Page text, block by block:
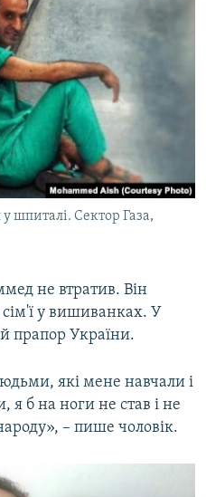
Сектор Газа,
не втратив. Він
сім'ї у вишиванках. У
прапор України.
які мене навчали і
б на ноги не став і не
– пише чоловік.